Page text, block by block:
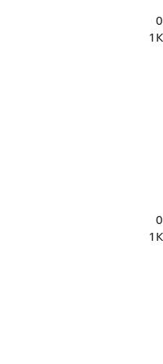
0
1К
0
1К